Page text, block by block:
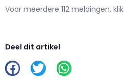
Voor meerdere 112 meldingen, klik
Deel dit artikel